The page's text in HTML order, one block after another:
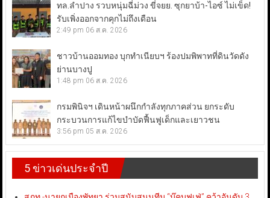
ทล.ลำปาง รวบหนุ่มฉี่ม่วง ขี่จยย. ซุกยาบ้า-ไอซ์ ไม่เข็ด!
รับเพิ่งออกจากคุกไม่ถึงเดือน
2:49 pm 06 ส.ค. 2026
ชาวบ้านออมทอง บุกทำเนียบฯ ร้องปมพิพาทที่ดินวัดดัง
ย่านบางปู
1:48 pm 06 ส.ค. 2026
กรมพินิจฯ เดินหน้าผนึกกำลังทุกภาคส่วน ยกระดับ
กระบวนการแก้ไขบำบัดฟื้นฟูเด็กและเยาวชน
3:56 pm 05 ส.ค. 2026
5 ข่าวเด่นประจำปี